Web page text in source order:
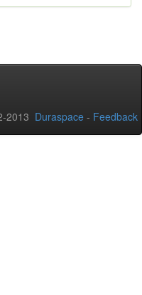
2013 Duraspace - Feedback